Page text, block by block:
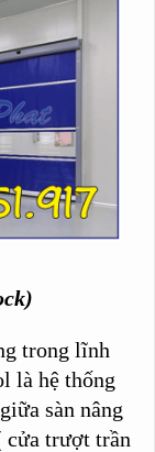
trong lĩnh
là hệ thống
sàn nâng
cửa trượt trần